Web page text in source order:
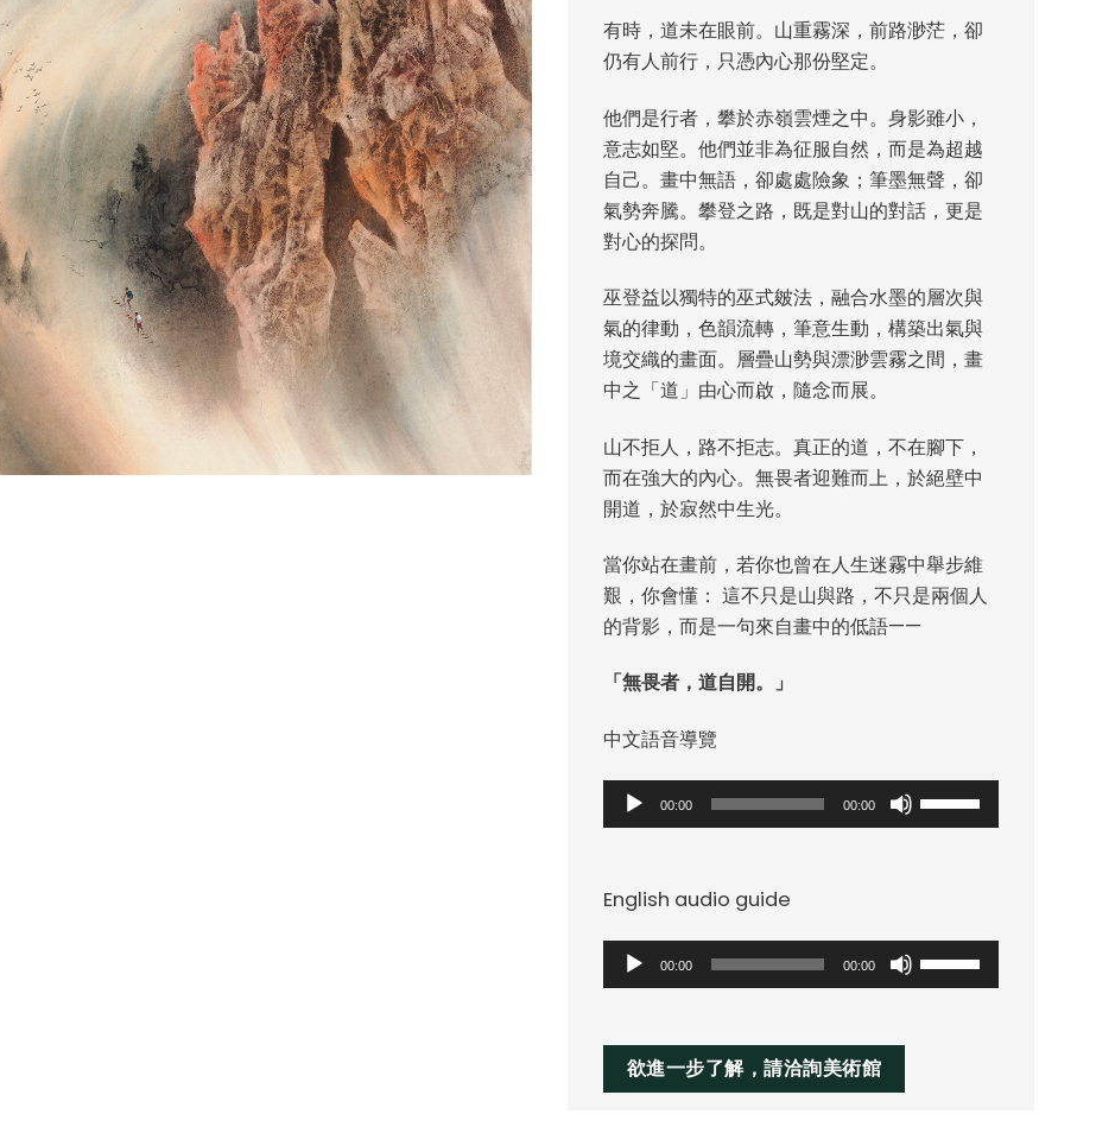
有時，道未在眼前。山重霧深，前路渺茫，卻
仍有人前行，只憑內心那份堅定。
他們是行者，攀於赤嶺雲煙之中。身影雖小，
意志如堅。他們並非為征服自然，而是為超越
自己。畫中無語，卻處處險象；筆墨無聲，卻
氣勢奔騰。攀登之路，既是對山的對話，更是
對心的探問。
巫登益以獨特的巫式皴法，融合水墨的層次與
氣的律動，色韻流轉，筆意生動，構築出氣與
境交織的畫面。層疊山勢與漂渺雲霧之間，畫
中之「道」由心而啟，隨念而展。
山不拒人，路不拒志。真正的道，不在腳下，
而在強大的內心。無畏者迎難而上，於絕壁中
開道，於寂然中生光。
當你站在畫前，若你也曾在人生迷霧中舉步維
艱，你會懂： 這不只是山與路，不只是兩個人
的背影，而是一句來自畫中的低語——
「無畏者，道自開。」
中文語音導覽
訊
放
00:00 00:00
使
用
English audio guide
訊
放
00:00 00:00
使
用
欲進一步了解，請洽詢美術館